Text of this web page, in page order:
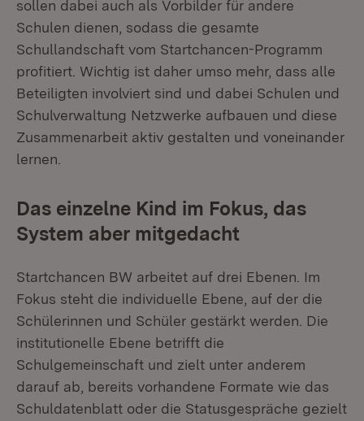
sollen dabei auch als Vorbilder für andere
Schulen dienen, sodass die gesamte
Schullandschaft vom Startchancen-Programm
profitiert. Wichtig ist daher umso mehr, dass alle
Beteiligten involviert sind und dabei Schulen und
Schulverwaltung Netzwerke aufbauen und diese
Zusammenarbeit aktiv gestalten und voneinander
lernen.
Das einzelne Kind im Fokus, das
System aber mitgedacht
Startchancen BW arbeitet auf drei Ebenen. Im
Fokus steht die individuelle Ebene, auf der die
Schülerinnen und Schüler gestärkt werden. Die
institutionelle Ebene betrifft die
Schulgemeinschaft und zielt unter anderem
darauf ab, bereits vorhandene Formate wie das
Schuldatenblatt oder die Statusgespräche gezielt